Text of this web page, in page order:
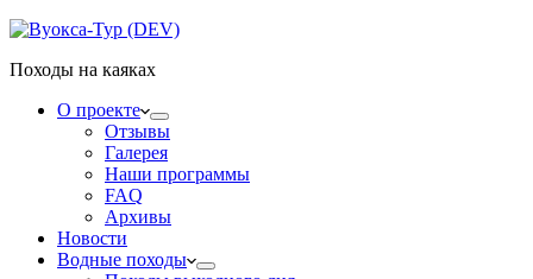
Походы на каяках
О проекте
Отзывы
Галерея
Наши программы
FAQ
Архивы
Новости
Водные походы